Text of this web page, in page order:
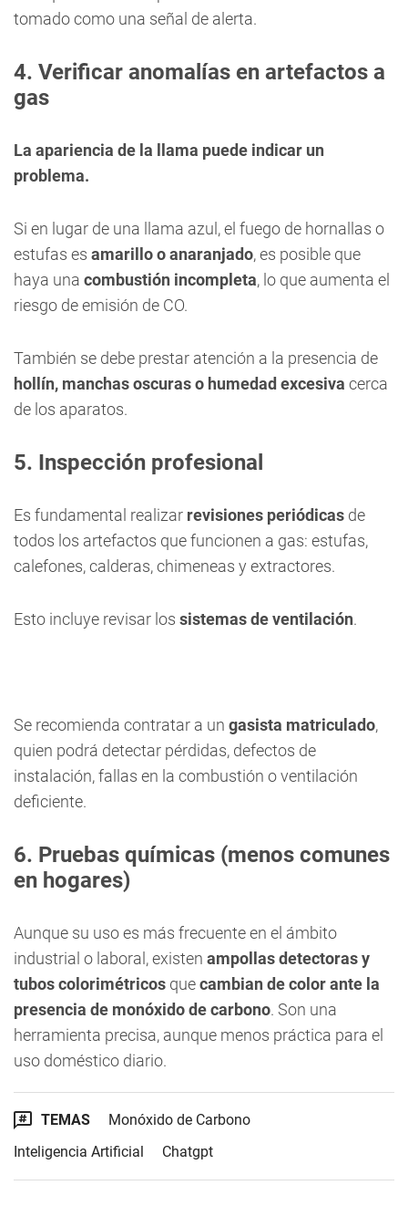
tomado como una señal de alerta.
4. Verificar anomalías en artefactos a
gas
La apariencia de la llama puede indicar un
problema.
Si en lugar de una llama azul, el fuego de hornallas o
estufas es amarillo o anaranjado, es posible que
haya una combustión incompleta, lo que aumenta el
riesgo de emisión de CO.
También se debe prestar atención a la presencia de
hollín, manchas oscuras o humedad excesiva cerca
de los aparatos.
5. Inspección profesional
Es fundamental realizar revisiones periódicas de
todos los artefactos que funcionen a gas: estufas,
calefones, calderas, chimeneas y extractores.
Esto incluye revisar los sistemas de ventilación.
Se recomienda contratar a un gasista matriculado,
quien podrá detectar pérdidas, defectos de
instalación, fallas en la combustión o ventilación
deficiente.
6. Pruebas químicas (menos comunes
en hogares)
Aunque su uso es más frecuente en el ámbito
industrial o laboral, existen ampollas detectoras y
tubos colorimétricos quecambian de color ante la
presencia de monóxido de carbono. Son una
herramienta precisa, aunque menos práctica para el
uso doméstico diario.
TEMAS
Monóxido de Carbono
Inteligencia Artificial
Chatgpt